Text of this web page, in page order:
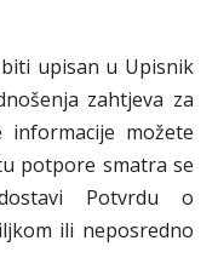
upisan u Upisnik
zahtjeva za
možete
potpore smatra se
Potvrdu o
ili neposredno